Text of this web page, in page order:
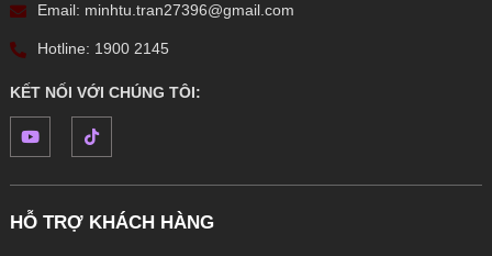
Email: minhtu.tran27396@gmail.com
Hotline: 1900 2145
KẾT NỐI VỚI CHÚNG TÔI:
HỖ TRỢ KHÁCH HÀNG